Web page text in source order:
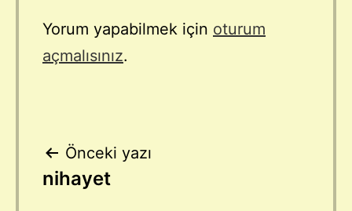
Yorum yapabilmek için oturum
açmalısınız.
Yazı
gezinmesi
Önceki yazı
nihayet